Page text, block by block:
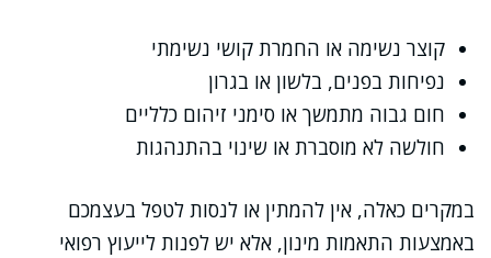
קוצר נשימה או החמרת קושי נשימתי
נפיחות בפנים, בלשון או בגרון
חום גבוה מתמשך או סימני זיהום כלליים
חולשה לא מוסברת או שינוי בהתנהגות
במקרים כאלה, אין להמתין או לנסות לטפל בעצמכם
באמצעות התאמות מינון, אלא יש לפנות לייעוץ רפואי